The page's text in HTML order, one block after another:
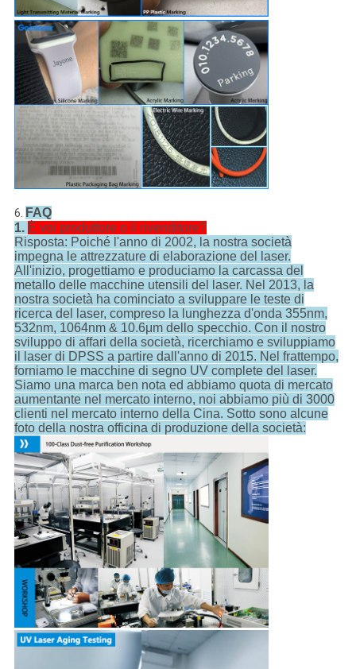
6. FAQ
1. È voi produttore o il rivenditore?
Risposta: Poiché l'anno di 2002, la nostra società
impegna le attrezzature di elaborazione del laser.
All'inizio, progettiamo e produciamo la carcassa del
metallo delle macchine utensili del laser. Nel 2013, la
nostra società ha cominciato a sviluppare le teste di
ricerca del laser, compreso la lunghezza d'onda 355nm,
532nm, 1064nm & 10.6μm dello specchio. Con il nostro
sviluppo di affari della società, ricerchiamo e sviluppiamo
il laser di DPSS a partire dall'anno di 2015. Nel frattempo,
forniamo le macchine di segno UV complete del laser.
Siamo una marca ben nota ed abbiamo quota di mercato
aumentante nel mercato interno, noi abbiamo più di 3000
clienti nel mercato interno della Cina. Sotto sono alcune
foto della nostra officina di produzione della società: